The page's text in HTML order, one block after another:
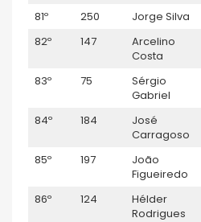
81º 250 Jorge Silva
82º
147
Arcelino
Costa
83º 75
Sérgio
Gabriel
84º 184
José
Carragoso
85º 197
João
Figueiredo
86º 124
Hélder
Rodrigues